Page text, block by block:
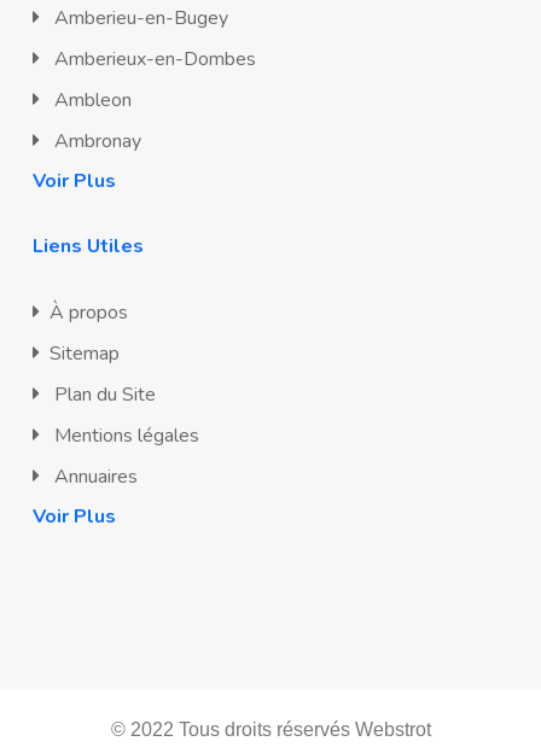
Amberieu-en-Bugey
Amberieux-en-Dombes
Ambleon
Ambronay
Voir Plus
Liens Utiles
À propos
Sitemap
Plan du Site
Mentions légales
Annuaires
Voir Plus
© 2022 Tous droits réservés Webstrot